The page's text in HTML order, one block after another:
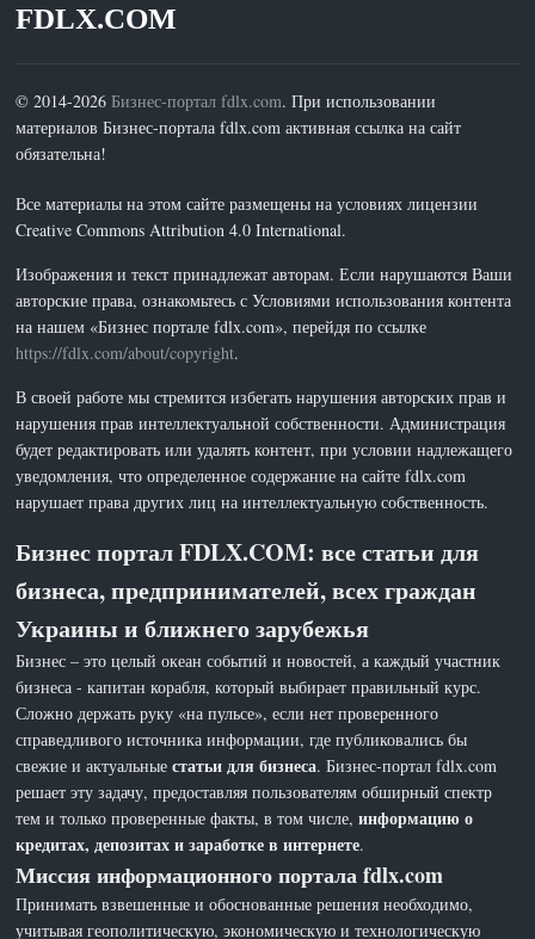
FDLX.COM
© 2014-2026 Бизнес-портал fdlx.com. При использовании
материалов Бизнес-портала fdlx.com активная ссылка на сайт
обязательна!
Все материалы на этом сайте размещены на условиях лицензии
Creative Commons Attribution 4.0 International.
Изображения и текст принадлежат авторам. Если нарушаются Ваши
авторские права, ознакомьтесь с Условиями использования контента
на нашем «Бизнес портале fdlx.com», перейдя по ссылке
https://fdlx.com/about/copyright.
В своей работе мы стремится избегать нарушения авторских прав и
нарушения прав интеллектуальной собственности. Администрация
будет редактировать или удалять контент, при условии надлежащего
уведомления, что определенное содержание на сайте fdlx.com
нарушает права других лиц на интеллектуальную собственность.
Бизнес портал FDLX.COM: все статьи для
бизнеса, предпринимателей, всех граждан
Украины и ближнего зарубежья
Бизнес – это целый океан событий и новостей, а каждый участник
бизнеса - капитан корабля, который выбирает правильный курс.
Сложно держать руку «на пульсе», если нет проверенного
справедливого источника информации, где публиковались бы
свежие и актуальныестатьи для бизнеса. Бизнес-портал fdlx.com
решает эту задачу, предоставляя пользователям обширный спектр
тем и только проверенные факты, в том числе,информацию о
кредитах, депозитах и заработке в интернете.
Миссия информационного портала fdlx.com
Принимать взвешенные и обоснованные решения необходимо,
учитывая геополитическую, экономическую и технологическую